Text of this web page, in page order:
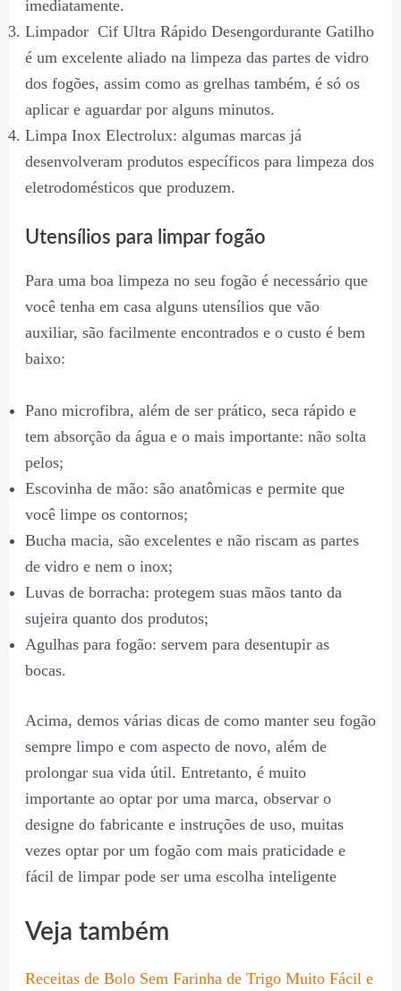
imediatamente.
Limpador Cif Ultra Rápido Desengordurante Gatilho
é um excelente aliado na limpeza das partes de vidro
dos fogões, assim como as grelhas também, é só os
aplicar e aguardar por alguns minutos.
Limpa Inox Electrolux: algumas marcas já
desenvolveram produtos específicos para limpeza dos
eletrodomésticos que produzem.
Utensílios para limpar fogão
Para uma boa limpeza no seu fogão é necessário que
você tenha em casa alguns utensílios que vão
auxiliar, são facilmente encontrados e o custo é bem
baixo:
Pano microfibra, além de ser prático, seca rápido e
tem absorção da água e o mais importante: não solta
pelos;
Escovinha de mão: são anatômicas e permite que
você limpe os contornos;
Bucha macia, são excelentes e não riscam as partes
de vidro e nem o inox;
Luvas de borracha: protegem suas mãos tanto da
sujeira quanto dos produtos;
Agulhas para fogão: servem para desentupir as
bocas.
Acima, demos várias dicas de como manter seu fogão
sempre limpo e com aspecto de novo, além de
prolongar sua vida útil. Entretanto, é muito
importante ao optar por uma marca, observar o
designe do fabricante e instruções de uso, muitas
vezes optar por um fogão com mais praticidade e
fácil de limpar pode ser uma escolha inteligente
Veja também
Receitas de Bolo Sem Farinha de Trigo Muito Fácil e